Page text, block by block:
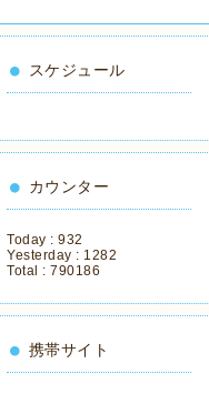
スケジュール
カウンター
Today : 932
Yesterday : 1282
Total : 790186
携帯サイト